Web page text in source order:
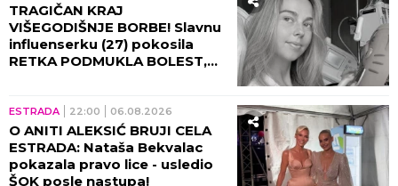
TRAGIČAN KRAJ
VIŠEGODIŠNJE BORBE! Slavnu
influenserku (27) pokosila
RETKA PODMUKLA BOLEST,
ESTRADA 22:00 06.08.2026
O ANITI ALEKSIĆ BRUJI CELA
ESTRADA: Nataša Bekvalac
pokazala pravo lice - usledio
ŠOK posle nastupa!